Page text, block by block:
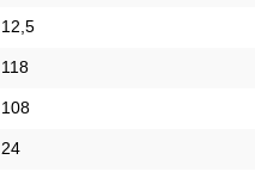
12,5
118
108
24